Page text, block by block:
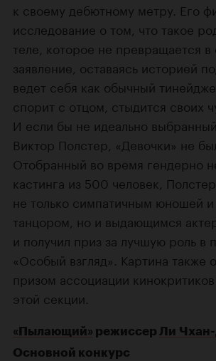
к своему дебютному метру. Его
исследование о том, что такое
теле, которое не превращается в
заявление, оставаясь историей
ведет себя как обычный
спорит с отцом, стыдится своих
И если бы не идеально
Виктор Полстер, «Девочки» не
Отобранный во время гендерно
кастинга из 500 человек,
не только симпатичным юношей и
танцором, но и выдающимся
и получил приз за лучшую роль в
«Особый взгляд». Картина также
призом ассоциации
этой секции.
«Пылающий» режиссер Ли
Основной конкурс